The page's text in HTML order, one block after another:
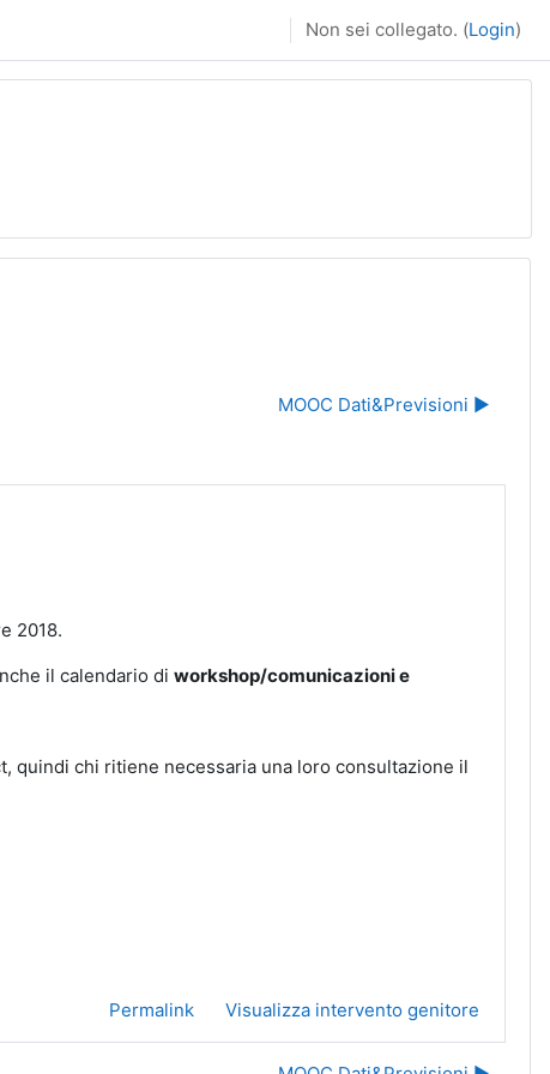
Non sei collegato. (Login)
MOOC Dati&Previsioni ▶︎
2018.
il calendario di workshop/comunicazioni e
quindi chi ritiene necessaria una loro consultazione il
Permalink
Visualizza intervento genitore